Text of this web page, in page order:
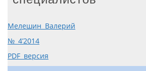
Мелешин Валерий
№ 4’2014
PDF версия